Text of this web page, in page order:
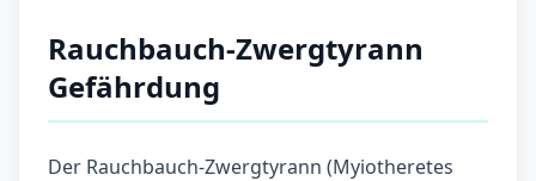
Rauchbauch-Zwergtyrann
Gefährdung
Der Rauchbauch-Zwergtyrann (Myiotheretes